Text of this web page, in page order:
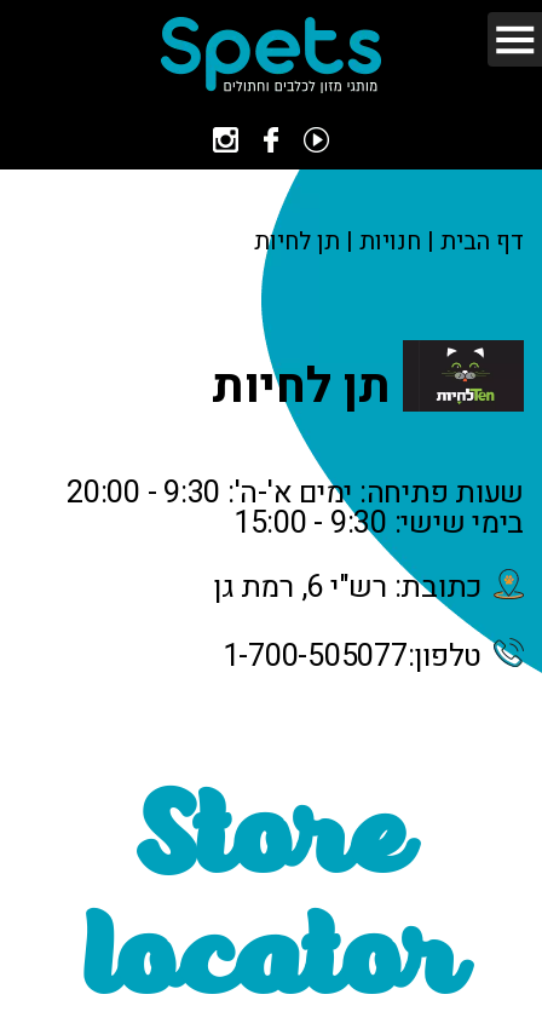
דף הבית | חנויות | תן לחיות
תן לחיות
שעות פתיחה: ימים א'-ה': 9:30 - 20:00
בימי שישי: 9:30 - 15:00
כתובת: רש"י 6, רמת גן
טלפון:1-700-505077
Store
locator